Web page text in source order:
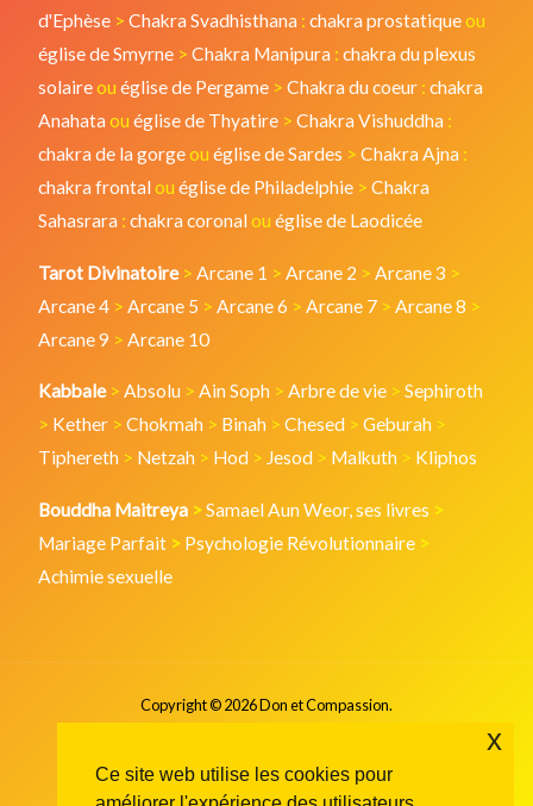
d'Ephèse > Chakra Svadhisthana : chakra prostatique ou
église de Smyrne > Chakra Manipura : chakra du plexus
solaireou église de Pergame > Chakra du coeur : chakra
Anahata ou église de Thyatire > Chakra Vishuddha :
chakra de la gorgeou église de Sardes > Chakra Ajna :
chakra frontalou église de Philadelphie > Chakra
Sahasrara : chakra coronal ou église de Laodicée
Tarot Divinatoire > Arcane 1 > Arcane 2 > Arcane 3 >
Arcane 4 > Arcane 5 > Arcane 6 > Arcane 7 > Arcane 8 >
Arcane 9 > Arcane 10
Kabbale> Absolu > Ain Soph > Arbre de vie > Sephiroth
> Kether > Chokmah > Binah > Chesed > Geburah >
Tiphereth > Netzah > Hod > Jesod > Malkuth > Kliphos
Bouddha Maitreya >Samael Aun Weor, ses livres >
Mariage Parfait > Psychologie Révolutionnaire >
Achimie sexuelle
Copyright © 2026 Don et Compassion.
Ce site web utilise les cookies pour
x